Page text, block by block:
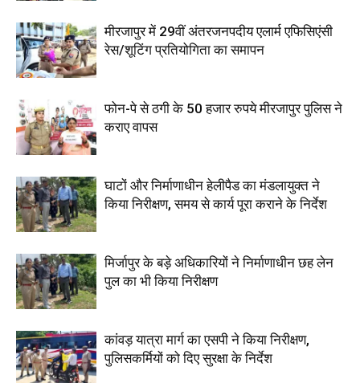
मीरजापुर में 29वीं अंतरजनपदीय एलार्म एफिसिएंसी
रेस/शूटिंग प्रतियोगिता का समापन
फोन-पे से ठगी के 50 हजार रुपये मीरजापुर पुलिस ने
कराए वापस
घाटों और निर्माणाधीन हेलीपैड का मंडलायुक्त ने
किया निरीक्षण, समय से कार्य पूरा कराने के निर्देश
मिर्जापुर के बड़े अधिकारियों ने निर्माणाधीन छह लेन
पुल का भी किया निरीक्षण
कांवड़ यात्रा मार्ग का एसपी ने किया निरीक्षण,
पुलिसकर्मियों को दिए सुरक्षा के निर्देश